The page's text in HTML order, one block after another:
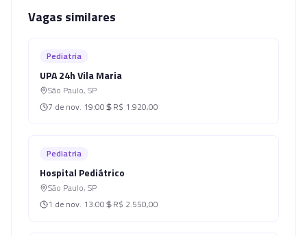
Vagas similares
Pediatria
UPA 24h Vila Maria
São Paulo, SP
7 de nov. 19:00 R$ 1.920,00
Pediatria
Hospital Pediátrico
São Paulo, SP
1 de nov. 13:00 R$ 2.550,00